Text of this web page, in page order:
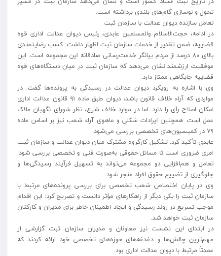
تحول و نوسازی گام‌های بلندی برداشته است.
تعامل سازنده دیوان عدالت با سازمان ثبت
در ادامه، حجت‌الاسلام والمسلمین عابدی، رئیس دیوان عدالت اداری قوه
قضاییه، ضمن تقدیر از خدمات سازمان ثبت اظهار داشت: کسب رضایتمندی
بالای ۸۰ درصد از مردم بیانگر خدمت‌رسانی صادقانه این مجموعه است. این
موفقیت ارزشمند نشان می‌دهد که سازمان ثبت در میان دستگاه‌های قوه
قضاییه جایگاهی ممتاز دارد.
وی با اشاره به رویکرد دیوان عدالت در رسیدگی به پرونده‌ها گفت: در
مواردی که آراء خلاف قانون باشد، دیوان طبق ماده ۹۱ قانون عدالت اداری
امکان اصلاح رأی را دارد. اما در موارد خلاف شرع، نظر شورای نگهبان ملاک
عمل است. همچنین ایرادات شکلی و ماهوی آراء شعب نیز بر اساس ماده
۷۹ در کمیسیون‌های تخصصی بررسی می‌شود.
عابدی تأکید کرد: تشکیل کارگروه مشترک میان دیوان عدالت و سازمان ثبت
امری ضروری است تا مسائل حقوقی به‌صورت فنی و تخصصی بررسی شود.
تعامل و هم‌افزایی دو مجموعه می‌تواند به تسهیل فرآیند رسیدگی‌ها و
جلوگیری از تضییع حقوق افراد منجر شود.
وی در پایان اختصاص شعب تخصصی برای بررسی پرونده‌های مرتبط با
سازمان ثبت را یکی دیگر از راهکارهای مؤثر دانست و تصریح کرد: این اقدام
موجب تسریع در روند رسیدگی و ایجاد اطمینان خاطر برای مدیران و کارکنان
سازمان ثبت خواهد شد.
در ابتدای این نشست نیز معاونان و مدیران سازمان ثبت گزارشی از
مهم‌ترین چالش‌ها و دغدغه‌های حوزه‌های تخصصی خود ارائه کردند که
عمدتاً مرتبط با دیوان عدالت اداری بود.